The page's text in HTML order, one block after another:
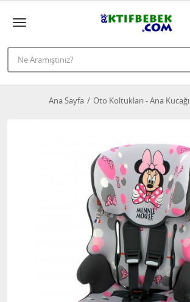
Ana Sayfa Oto Koltukları - Ana Kucağı